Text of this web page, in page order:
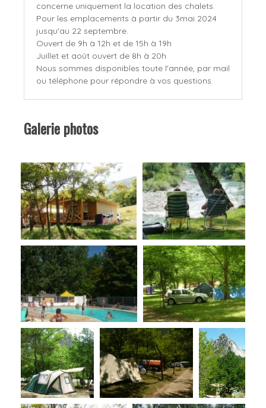
concerne uniquement la location des chalets.
Pour les emplacements à partir du 3mai 2024
jusqu'au 22 septembre.
Ouvert de 9h à 12h et de 15h à 19h
Juillet et août ouvert de 8h à 20h
Nous sommes disponibles toute l'année, par mail
ou téléphone pour répondre à vos questions.
Galerie photos